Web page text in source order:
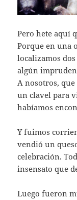
Pero hete aquí
Porque en una
localizamos
algún
A nosotros,
un clavel para
habíamos
Y fuimos
vendió un
celebración.
insensato que
Luego fueron